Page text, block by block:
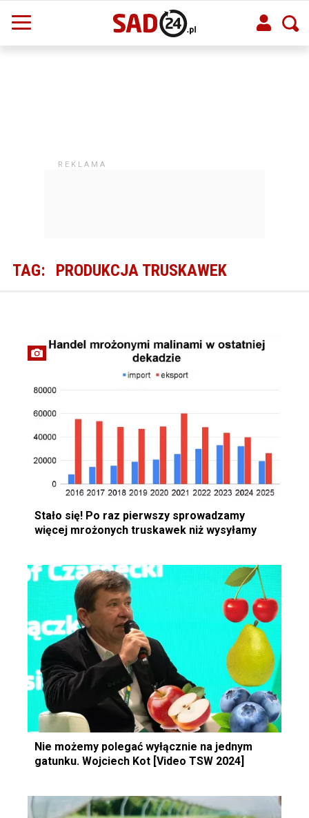
TAG: PRODUKCJA TRUSKAWEK
Stało się! Po raz pierwszy sprowadzamy
więcej mrożonych truskawek niż wysyłamy
Nie możemy polegać wyłącznie na jednym
gatunku. Wojciech Kot [Video TSW 2024]